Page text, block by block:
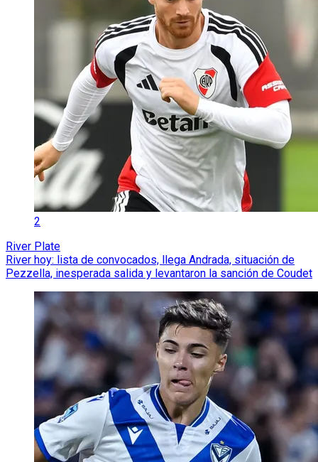
2
River Plate
River hoy: lista de convocados, llega Andrada, situación de
Pezzella, inesperada salida y levantaron la sanción de Coudet